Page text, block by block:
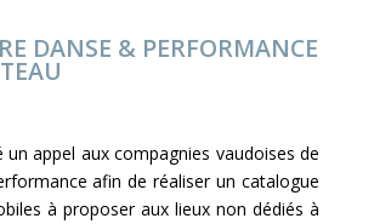
DANSE & PERFORMANCE
un appel aux compagnies vaudoises de
afin de réaliser un catalogue
à proposer aux lieux non dédiés à